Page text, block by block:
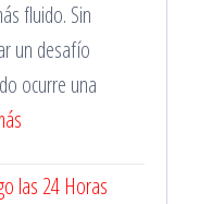
fluido. Sin
un desafío
ocurre una
de
las 24 Horas